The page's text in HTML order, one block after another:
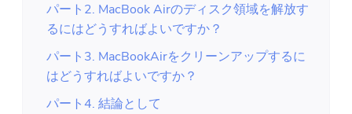
パート2. MacBook Airのディスク領域を解放す
るにはどうすればよいですか？
パート3. MacBookAirをクリーンアップするに
はどうすればよいですか？
パート4. 結論として